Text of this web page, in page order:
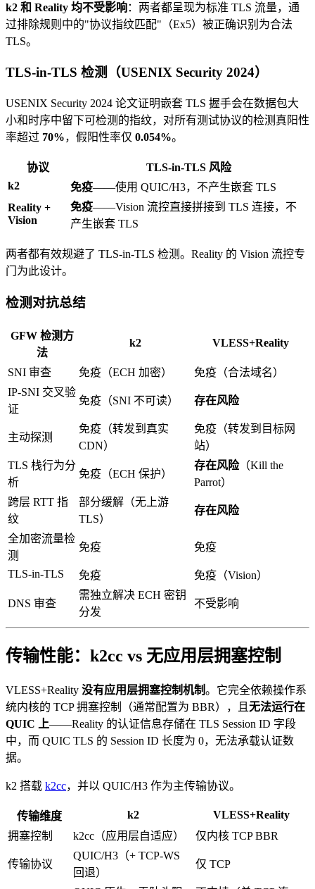
k2 和 Reality 均不受影响：两者都呈现为标准 TLS 流量，通
过排除规则中的"协议指纹匹配"（Ex5）被正确识别为合法
TLS。
TLS-in-TLS 检测（USENIX Security 2024）
USENIX Security 2024 论文证明嵌套 TLS 握手会在数据包大
小和时序中留下可检测的指纹，对所有测试协议的检测真阳性
率超过 70%，假阳性率仅 0.054%。
协议
TLS-in-TLS 风险
k2
免疫——使用 QUIC/H3，不产生嵌套 TLS
Reality +
Vision
免疫——Vision 流控直接拼接到 TLS 连接，不
产生嵌套 TLS
两者都有效规避了 TLS-in-TLS 检测。Reality 的 Vision 流控专
门为此设计。
检测对抗总结
GFW 检测方
法
k2 VLESS+Reality
SNI 审查 免疫（ECH 加密）
免疫（合法域名）
IP-SNI 交叉验
证
免疫（SNI 不可读） 存在风险
主动探测
免疫（转发到真实
CDN）
免疫（转发到目标网
站）
TLS 栈行为分
析
免疫（ECH 保护）
存在风险（Kill the
Parrot）
跨层 RTT 指
纹
部分缓解（无上游
TLS）
存在风险
全加密流量检
测
免疫 免疫
TLS-in-TLS 免疫 免疫（Vision）
DNS 审查
需独立解决 ECH 密钥
分发
不受影响
传输性能：k2cc vs 无应用层拥塞控制
VLESS+Reality 没有应用层拥塞控制机制。它完全依赖操作系
统内核的 TCP 拥塞控制（通常配置为 BBR），且 无法运行在
QUIC 上——Reality 的认证信息存储在 TLS Session ID 字段
中，而 QUIC TLS 的 Session ID 长度为 0，无法承载认证数
据。
k2 搭载 k2cc，并以 QUIC/H3 作为主传输协议。
传输维度 k2
VLESS+Reality
拥塞控制
k2cc（应用层自适应） 仅内核 TCP BBR
传输协议
QUIC/H3（+ TCP-WS
回退）
仅 TCP